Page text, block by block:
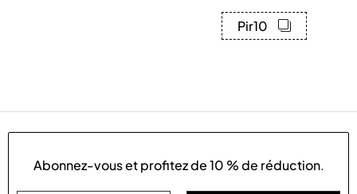
Pir10
Abonnez-vous et profitez de10 % de réduction.